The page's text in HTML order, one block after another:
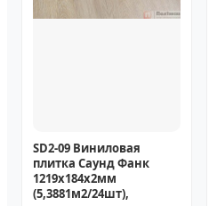
SD2-09 Виниловая
плитка Саунд Фанк
1219х184х2мм
(5,3881м2/24шт),